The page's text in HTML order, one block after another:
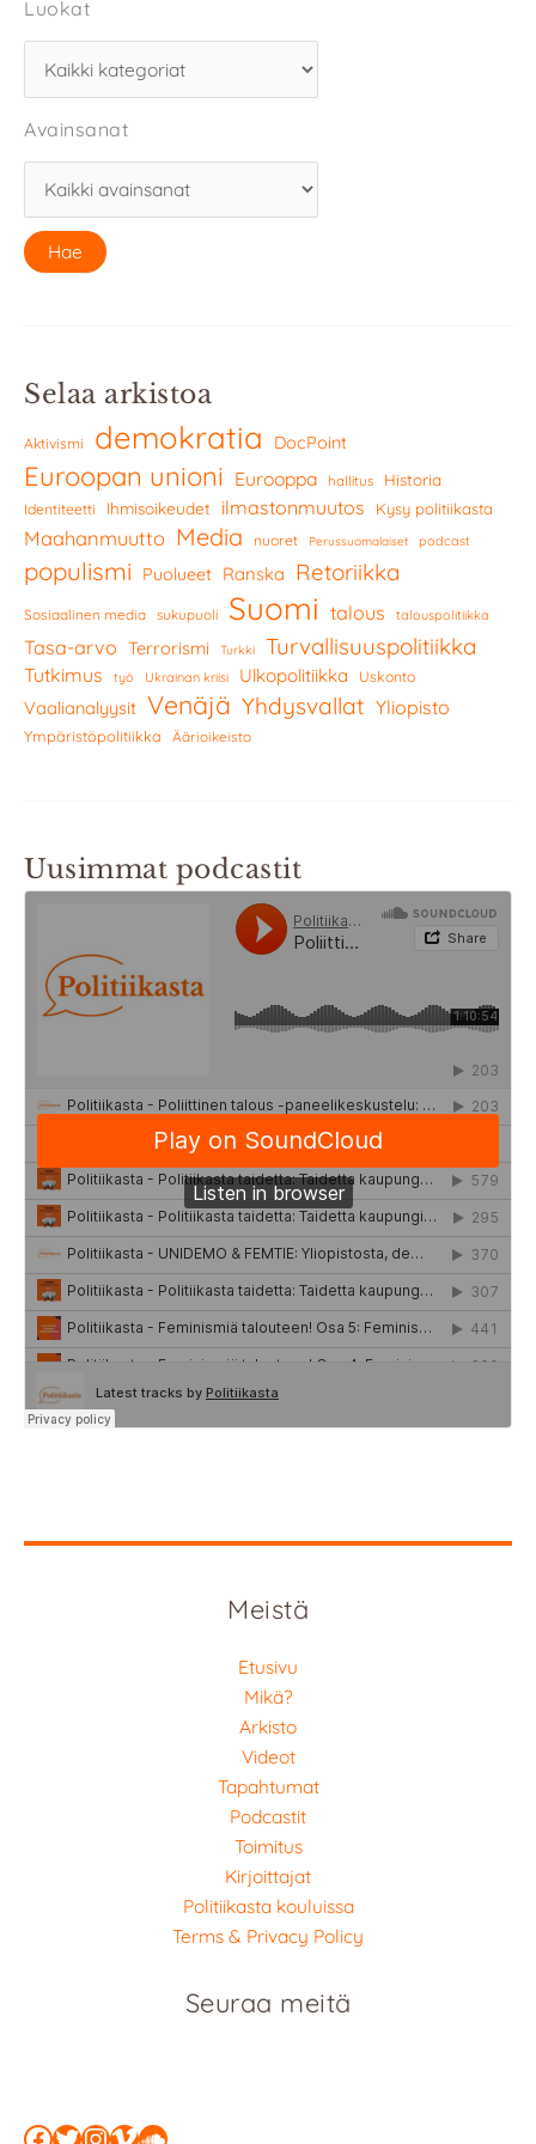
Luokat
Avainsanat
Selaa arkistoa
Aktivismi demokratia DocPoint
Euroopan unioni Eurooppa hallitus Historia
Identiteetti Ihmisoikeudet ilmastonmuutos Kysy politiikasta
Maahanmuutto Media nuoret Perussuomalaiset podcast
populismi Puolueet Ranska Retoriikka
Sosiaalinen media sukupuoli Suomi talous talouspolitiikka
Tasa-arvo Terrorismi Turkki Turvallisuuspolitiikka
Tutkimus työ Ukrainan kriisi Ulkopolitiikka Uskonto
Vaalianalyysit Venäjä Yhdysvallat Yliopisto
Ympäristöpolitiikka Äärioikeisto
Uusimmat podcastit
Meistä
Etusivu
Mikä?
Arkisto
Videot
Tapahtumat
Podcastit
Toimitus
Kirjoittajat
Politiikasta kouluissa
Terms & Privacy Policy
Seuraa meitä